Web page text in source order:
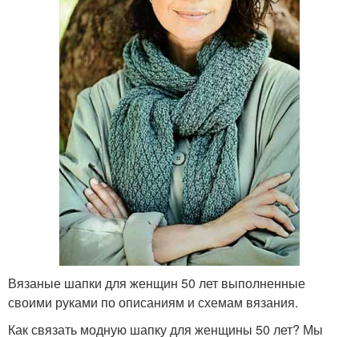
Вязаные шапки для женщин 50 лет выполненные
своими руками по описаниям и схемам вязания.
Как связать модную шапку для женщины 50 лет? Мы